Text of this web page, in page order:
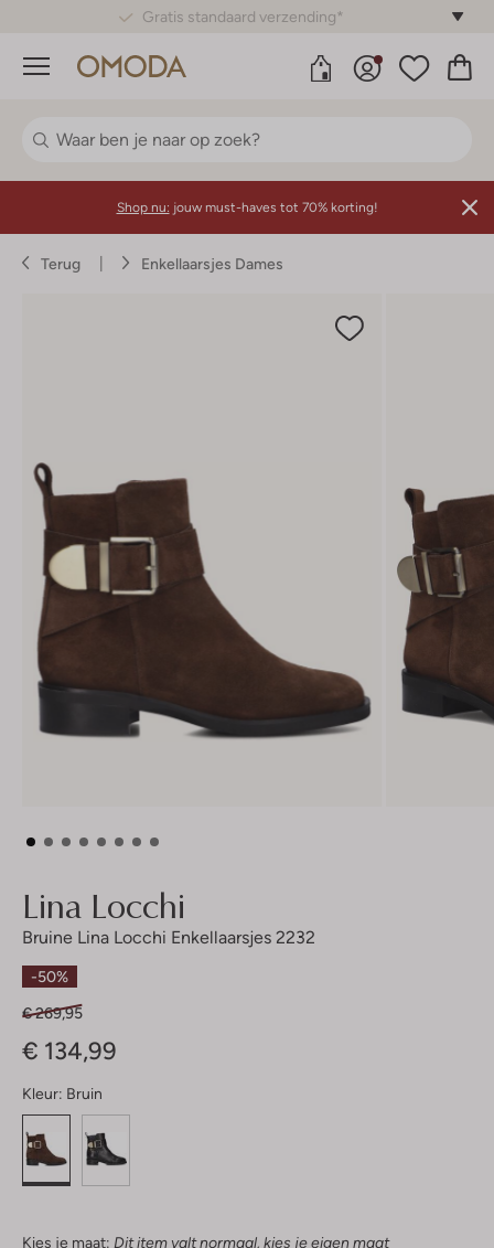
Gratis standaard verzending*
Menu
Shop nu: jouw must-haves tot 70% korting!
Terug Enkellaarsjes Dames
Lina Locchi
Bruine Lina Locchi Enkellaarsjes 2232
-50%
€ 269,95
€ 134,99
Kleur: Bruin
Kies je maat: Dit item valt normaal, kies je eigen maat